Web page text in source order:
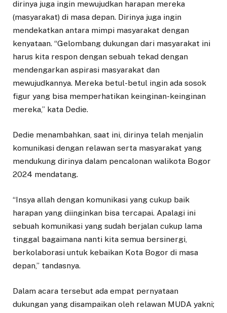
dirinya juga ingin mewujudkan harapan mereka
(masyarakat) di masa depan. Dirinya juga ingin
mendekatkan antara mimpi masyarakat dengan
kenyataan. “Gelombang dukungan dari masyarakat ini
harus kita respon dengan sebuah tekad dengan
mendengarkan aspirasi masyarakat dan
mewujudkannya. Mereka betul-betul ingin ada sosok
figur yang bisa memperhatikan keinginan-keinginan
mereka,” kata Dedie.
Dedie menambahkan, saat ini, dirinya telah menjalin
komunikasi dengan relawan serta masyarakat yang
mendukung dirinya dalam pencalonan walikota Bogor
2024 mendatang.
“Insya allah dengan komunikasi yang cukup baik
harapan yang diinginkan bisa tercapai. Apalagi ini
sebuah komunikasi yang sudah berjalan cukup lama
tinggal bagaimana nanti kita semua bersinergi,
berkolaborasi untuk kebaikan Kota Bogor di masa
depan,” tandasnya.
Dalam acara tersebut ada empat pernyataan
dukungan yang disampaikan oleh relawan MUDA yakni;